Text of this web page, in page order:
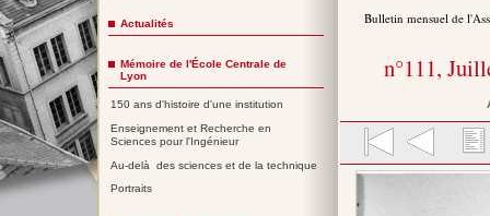
Bulletin mensuel de
n°111,
Actualités
Mémoire de l'École Centrale de
Lyon
150 ans d'histoire d'une institution
Enseignement et Recherche en
Sciences pour l'Ingénieur
Au-delà des sciences et de la technique
Portraits